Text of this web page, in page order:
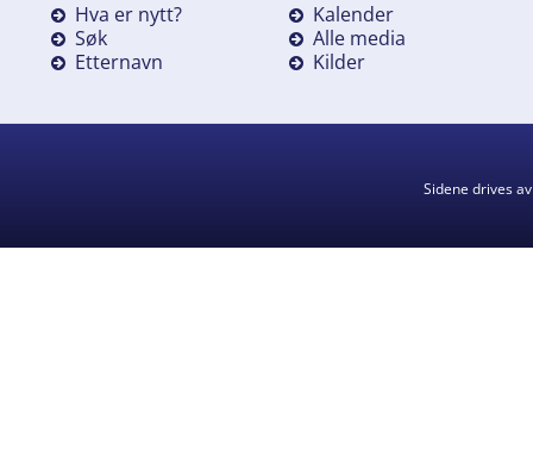
Hva er nytt?
Søk
Etternavn
Kalender
Alle media
Kilder
Sidene drives av